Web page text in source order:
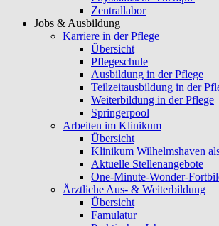
Zentrallabor
Jobs & Ausbildung
Karriere in der Pflege
Übersicht
Pflegeschule
Ausbildung in der Pflege
Teilzeitausbildung in der
Weiterbildung in der Pflege
Springerpool
Arbeiten im Klinikum
Übersicht
Klinikum Wilhelmshaven
Aktuelle Stellenangebote
One-Minute-Wonder-
Ärztliche Aus- & Weiterbildung
Übersicht
Famulatur